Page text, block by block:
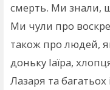
смерть. Ми знали,
Ми чули про
також про людей,
доньку Іаїра,
Лазаря та багатьох